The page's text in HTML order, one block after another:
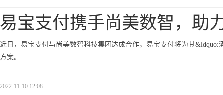
易宝支付携手尚美数智，助
近日，易宝支付与尚美数智科技集团达成合作，易宝支付将为其
方案。
2022-11-10 12:08